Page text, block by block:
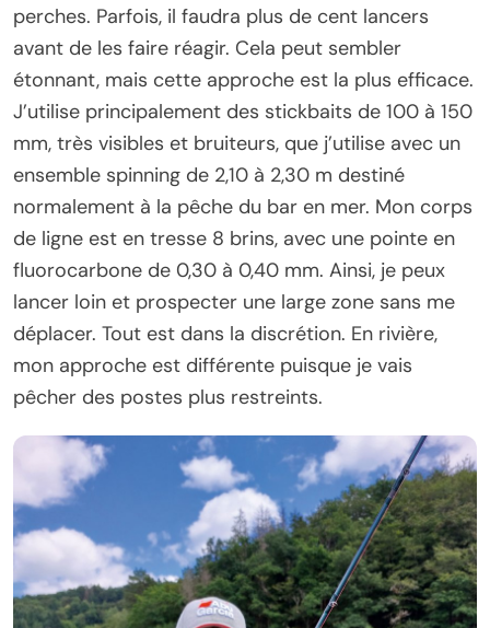
perches. Parfois, il faudra plus de cent lancers
avant de les faire réagir. Cela peut sembler
étonnant, mais cette approche est la plus efficace.
J’utilise principalement des stickbaits de 100 à 150
mm, très visibles et bruiteurs, que j’utilise avec un
ensemble spinning de 2,10 à 2,30 m destiné
normalement à la pêche du bar en mer. Mon corps
de ligne est en tresse 8 brins, avec une pointe en
fluorocarbone de 0,30 à 0,40 mm. Ainsi, je peux
lancer loin et prospecter une large zone sans me
déplacer. Tout est dans la discrétion. En rivière,
mon approche est différente puisque je vais
pêcher des postes plus restreints.